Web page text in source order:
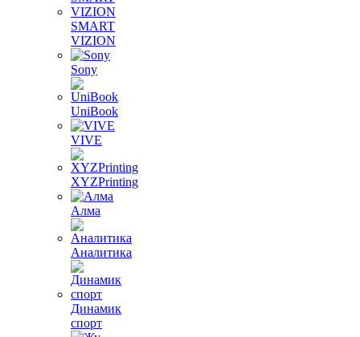
SMART
VIZION
Sony
UniBook
VIVE
XYZPrinting
Алма
Аналитика
Динамик
спорт